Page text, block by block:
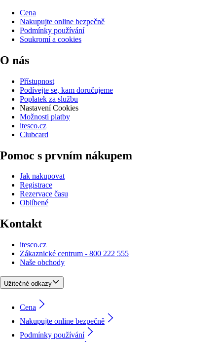
Cena
Nakupujte online bezpečně
Podmínky používání
Soukromí a cookies
O nás
Přístupnost
Podívejte se, kam doručujeme
Poplatek za službu
Nastavení Cookies
Možnosti platby
itesco.cz
Clubcard
Pomoc s prvním nákupem
Jak nakupovat
Registrace
Rezervace času
Oblíbené
Kontakt
itesco.cz
Zákaznické centrum - 800 222 555
Naše obchody
Užitečné odkazy
Cena
Nakupujte online bezpečně
Podmínky používání